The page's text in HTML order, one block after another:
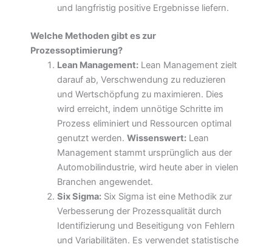
und langfristig positive Ergebnisse liefern.
Welche Methoden gibt es zur
Prozessoptimierung?
Lean Management:Lean Management zielt
darauf ab, Verschwendung zu reduzieren
und Wertschöpfung zu maximieren. Dies
wird erreicht, indem unnötige Schritte im
Prozess eliminiert und Ressourcen optimal
genutzt werden. Wissenswert:Lean
Management stammt ursprünglich aus der
Automobilindustrie, wird heute aber in vielen
Branchen angewendet.
Six Sigma:Six Sigma ist eine Methodik zur
Verbesserung der Prozessqualität durch
Identifizierung und Beseitigung von Fehlern
und Variabilitäten. Es verwendet statistische